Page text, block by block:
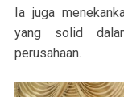
Ia juga
yang solid
perusahaan.